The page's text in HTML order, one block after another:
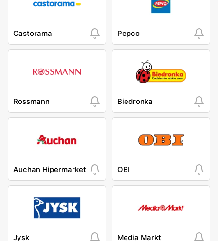
Castorama Pepco
Rossmann Biedronka
Auchan Hipermarket OBI
Jysk Media Markt